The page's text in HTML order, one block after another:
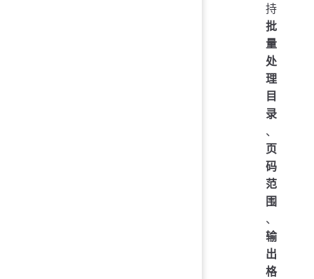
持
批
量
处
理
目
录
、
页
码
范
围
、
输
出
格